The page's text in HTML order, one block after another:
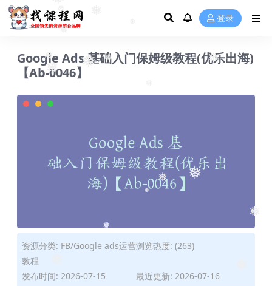
❅
❅
❅
❅
❅
❅ ❅
❅
❅
❅
❅
❅
登录
Google Ads 基础入门保姆级教程(优乐出海)
【Ab-0046】
资源分类: FB/Google ads运营
教程
浏览热度: (263)
发布时间: 2026-07-15 最近更新: 2026-07-16